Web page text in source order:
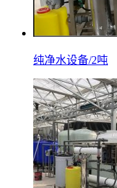
纯净水设备/2吨